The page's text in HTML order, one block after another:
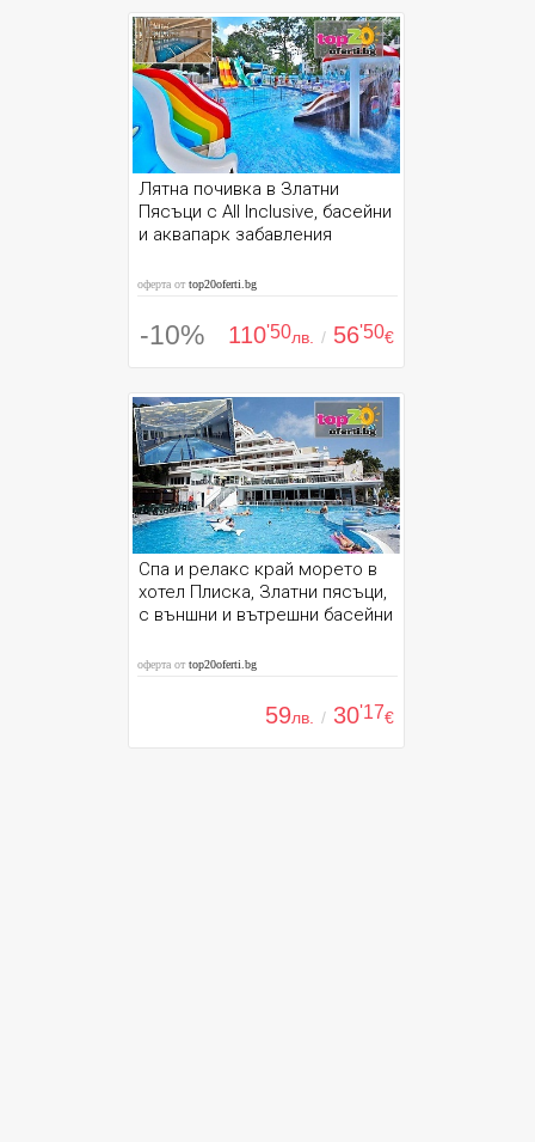
Лятна почивка в Златни
Пясъци с All Inclusive, басейни
и аквапарк забавления
оферта отtop20oferti.bg
-10% 110'50лв. / 56'50€
Спа и релакс край морето в
хотел Плиска, Златни пясъци,
с външни и вътрешни басейни
оферта отtop20oferti.bg
59лв. / 30'17€